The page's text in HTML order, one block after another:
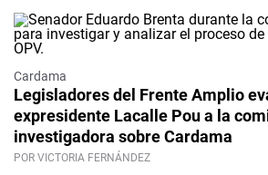
Cardama
Legisladores del Frente Amplio
expresidente Lacalle Pou a la
investigadora sobre Cardama
POR VICTORIA FERNÁNDEZ